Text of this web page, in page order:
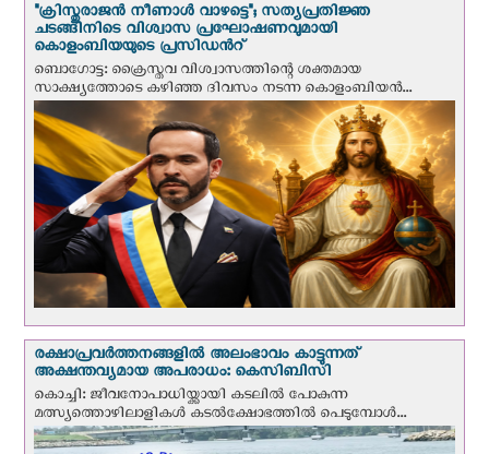
"ക്രിസ്തുരാജന്‍ നീണാള്‍ വാഴട്ടെ"; സത്യപ്രതിജ്ഞ
ചടങ്ങിനിടെ വിശ്വാസ പ്രഘോഷണവുമായി
കൊളംബിയയുടെ പ്രസിഡന്‍റ്
ബൊഗോട്ട: ക്രൈസ്തവ വിശ്വാസത്തിന്റെ ശക്തമായ
സാക്ഷ്യത്തോടെ കഴിഞ്ഞ ദിവസം നടന്ന കൊളംബിയന്‍...
രക്ഷാപ്രവര്‍ത്തനങ്ങളില്‍ അലംഭാവം കാട്ടുന്നത്
അക്ഷന്തവ്യമായ അപരാധം: കെസിബിസി
കൊച്ചി: ജീവനോപാധിയ്ക്കായി കടലില്‍ പോകുന്ന
മത്സ്യത്തൊഴിലാളികള്‍ കടല്‍ക്ഷോഭത്തില്‍ പെടുമ്പോള്‍...